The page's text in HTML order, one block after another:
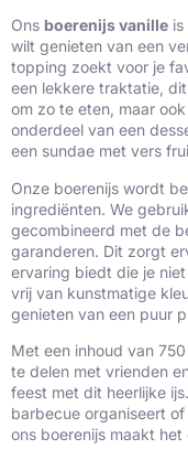
Ons boerenijs vanille
wilt genieten van een
topping zoekt voor je
een lekkere traktatie,
om zo te eten, maar
onderdeel van een
een sundae met vers
Onze boerenijs wordt
ingrediënten. We
gecombineerd met de
garanderen. Dit zorgt
ervaring biedt die je
vrij van kunstmatige
genieten van een puur
Met een inhoud van
te delen met vrienden
feest met dit heerlijke
barbecue organiseert
ons boerenijs maakt het